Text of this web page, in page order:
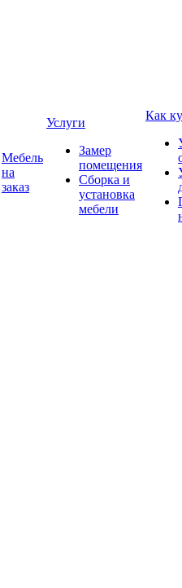
Мебель
на
заказ
Услуги
Замер
помещения
Сборка и
установка
мебели
Как